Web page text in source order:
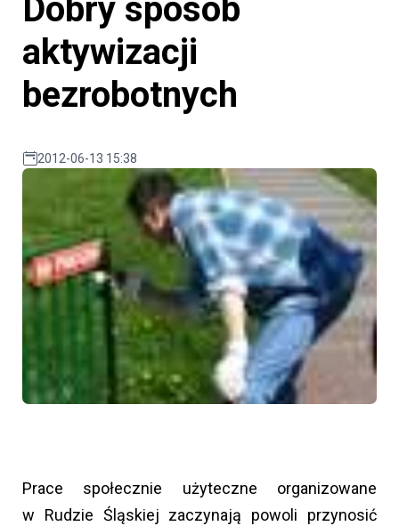
Dobry sposób
aktywizacji
bezrobotnych
2012-06-13 15:38
Prace społecznie użyteczne organizowane
w Rudzie Śląskiej zaczynają powoli przynosić